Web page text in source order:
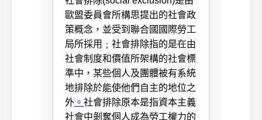
歐盟委員會所構思提出的社會政
策概念，並受到聯合國國際勞工
局所採用﹔ 社會排除指的是在由
社會制度和價值所架構的社會標
準中，某些個人及團體被有系統
地排除於能使他們自主的地位之
外 。 社會排除原本是指資本主義
社會中剝奪個人成為勞工權力的